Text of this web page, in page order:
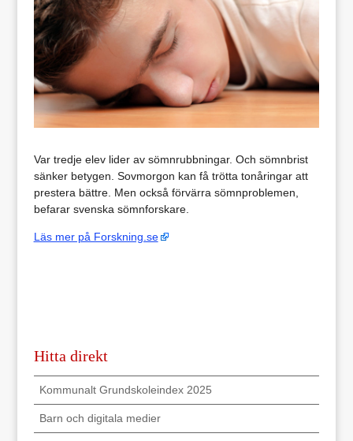
Var tredje elev lider av sömnrubbningar. Och sömnbrist
sänker betygen. Sovmorgon kan få trötta tonåringar att
prestera bättre. Men också förvärra sömnproblemen,
befarar svenska sömnforskare.
Läs mer på Forskning.se
Hitta direkt
Kommunalt Grundskoleindex 2025
Barn och digitala medier